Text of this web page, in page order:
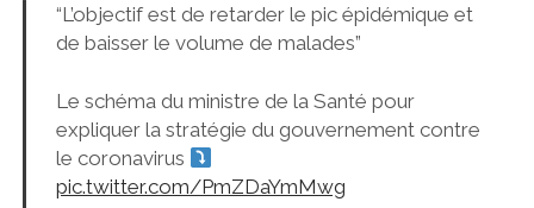
“L’objectif est de retarder le pic épidémique et
de baisser le volume de malades”
Le schéma du ministre de la Santé pour
expliquer la stratégie du gouvernement contre
le coronavirus
pic.twitter.com/PmZDaYmMwg